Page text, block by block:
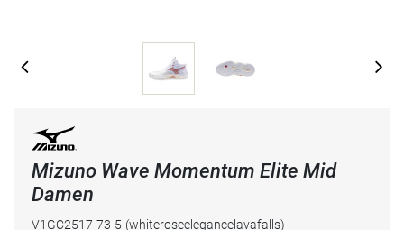
Mizuno Wave Momentum Elite Mid
Damen
V1GC2517-73-5 (whiteroseelegancelavafalls)